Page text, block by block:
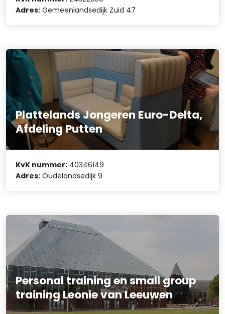
Adres: Gemeenlandsedijk Zuid 47
Plattelands Jongeren Euro-Delta,
Afdeling Putten
KvK nummer: 40346149
Adres: Oudelandsedijk 9
Personal training en small group
training Leonie van Leeuwen